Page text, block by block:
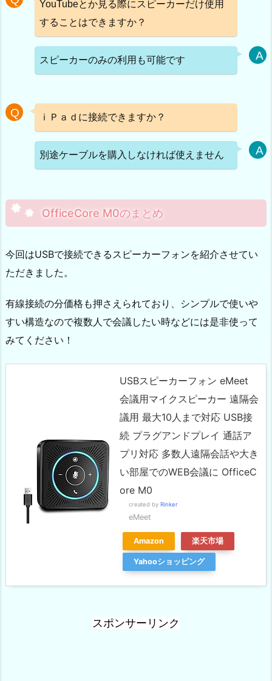
YouTubeとか見る際にスピーカーだけ使用
することはできますか？
スピーカーのみの利用も可能です
ｉＰａｄに接続できますか？
別途ケーブルを購入しなければ使えません
OfficeCore M0のまとめ
今回はUSBで接続できるスピーカーフォンを紹介させてい
ただきました。
有線接続の分価格も押さえられており、シンプルで使いや
すい構造なので複数人で会議したい時などには是非使って
みてください！
USBスピーカーフォン eMeet
会議用マイクスピーカー 遠隔会
議用 最大10人まで対応 USB接
続 プラグアンドプレイ 通話ア
プリ対応 多数人遠隔会話や大き
い部屋でのWEB会議に OfficeC
ore M0
created by Rinker
eMeet
Amazon 楽天市場
Yahooショッピング
スポンサーリンク